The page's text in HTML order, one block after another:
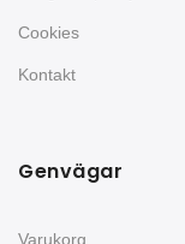
Cookies
Kontakt
Genvägar
Varukorg